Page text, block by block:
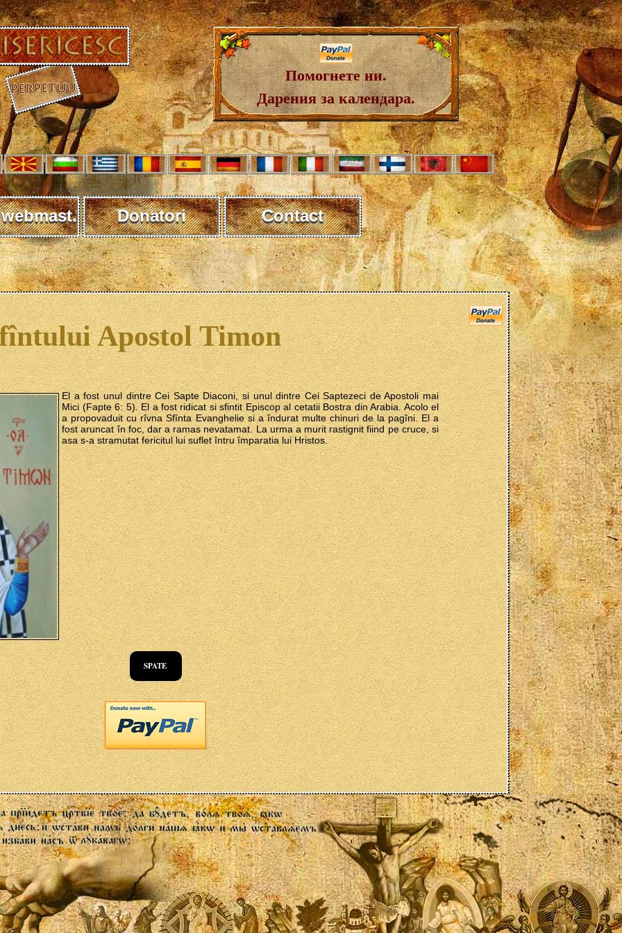
Помогнете ни.
Дарения за календара.
Donatori Contact
Apostol Timon
El a fost unul dintre Cei Sapte Diaconi, si unul dintre Cei Saptezeci de Apostoli mai
Mici (Fapte 6: 5). El a fost ridicat si sfintit Episcop al cetatii Bostra din Arabia. Acolo el
a propovaduit cu rîvna Sfînta Evanghelie si a îndurat multe chinuri de la pagîni. El a
fost aruncat în foc, dar a ramas nevatamat. La urma a murit rastignit fiind pe cruce, si
asa s-a stramutat fericitul lui suflet întru împaratia lui Hristos.
SPATE